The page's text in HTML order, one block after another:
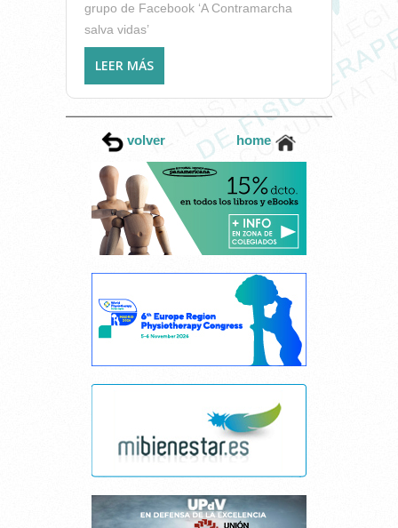
grupo de Facebook ‘A Contramarcha
salva vidas’
LEER MÁS
'#NIUNPEQUEMASENPELIGRO'
PARA CONCIENCIAR SOBRE LA
IMPORTANCIA DE QUE LOS
MENORES DE 4 AÑOS VIAJEN
“A CONTRAMARCHA”
volver home